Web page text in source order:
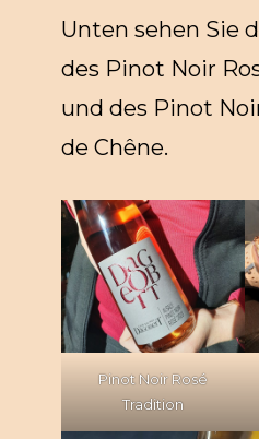
Unten sehen Sie
des Pinot Noir
und des Pinot
de Chêne.
Pinot Noir Rosé
Tradition